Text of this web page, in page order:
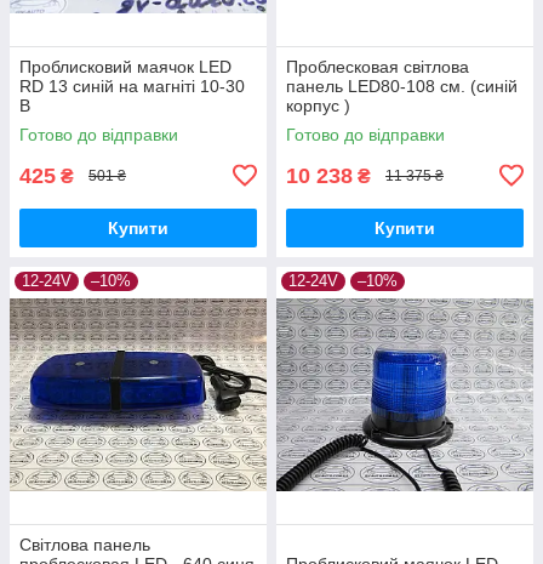
Проблисковий маячок LED
RD 13 синій на магніті 10-30
В
Готово до відправки
425 ₴ 501 ₴
Купити
Проблесковая світлова
панель LED80-108 см. (синій
корпус )
Готово до відправки
10 238 ₴ 11 375 ₴
Купити
12-24V –10%
Світлова панель
12-24V –10%